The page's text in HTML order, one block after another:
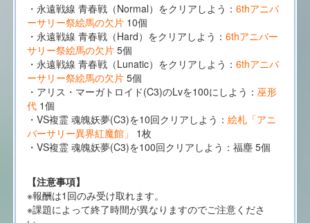
・永遠戦線 青春戦（Normal）をクリアしよう： 6thアニバ
ーサリー祭絵馬の欠片10個
・永遠戦線 青春戦（Hard）をクリアしよう： 6thアニバー
サリー祭絵馬の欠片5個
・永遠戦線 青春戦（Lunatic）をクリアしよう： 6thアニバ
ーサリー祭絵馬の欠片5個
・アリス・マーガトロイド(C3)のLvを100にしよう： 巫形
代1個
・VS複霊 魂魄妖夢(C3)を10回クリアしよう： 絵札「アニ
バーサリー異界紅魔館」
1枚
・VS複霊 魂魄妖夢(C3)を100回クリアしよう：福塵 5個
【注意事項】
※報酬は1回のみ受け取れます。
※課題によって終了時間が異なりますのでご注意くださ